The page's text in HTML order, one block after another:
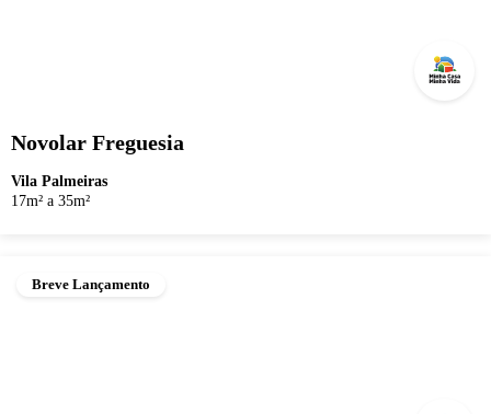
Novolar Freguesia
Vila Palmeiras
17m² a 35m²
Breve Lançamento